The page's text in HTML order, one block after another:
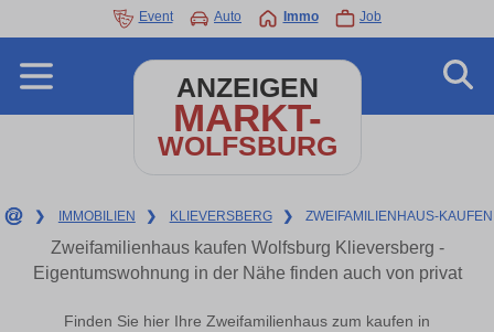
Event Auto Immo Job
ANZEIGEN
MARKT-
WOLFSBURG
❯ IMMOBILIEN ❯ KLIEVERSBERG ❯ ZWEIFAMILIENHAUS-KAUFEN
Zweifamilienhaus kaufen Wolfsburg Klieversberg -
Eigentumswohnung in der Nähe finden auch von privat
Finden Sie hier Ihre Zweifamilienhaus zum kaufen in